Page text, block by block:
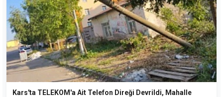
Kars'ta TELEKOM'a Ait Telefon Direği Devrildi, Mahalle